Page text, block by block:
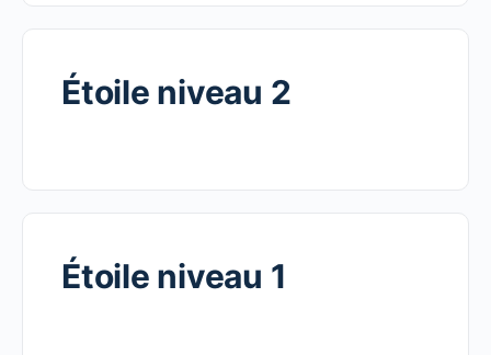
Étoile niveau 2
Étoile niveau 1